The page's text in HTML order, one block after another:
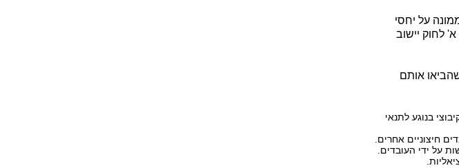
ראשון" שלחה ביום 11/12/12 מכתב לממונה על יחסי
עבודה במשרד התעשייה והמסחר והכריזה על סכסוך עבודה כנדרש בסעיף 5 א' לחוק יישוב
26/12/12 בגין הנושאים שהביאו אותם
בנוגע לתנאי
חיצוניים אחרים.
על ידי העובדים.